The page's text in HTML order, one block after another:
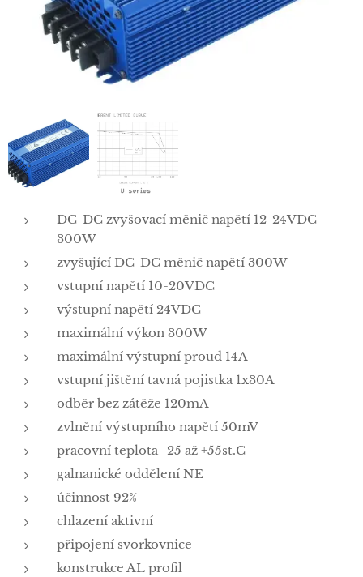
DC-DC zvyšovací měnič napětí 12-24VDC
300W
zvyšující DC-DC měnič napětí 300W
vstupní napětí 10-20VDC
výstupní napětí 24VDC
maximální výkon 300W
maximální výstupní proud 14A
vstupní jištění tavná pojistka 1x30A
odběr bez zátěže 120mA
zvlnění výstupního napětí 50mV
pracovní teplota -25 až +55st.C
galnanické oddělení NE
účinnost 92%
chlazení aktivní
připojení svorkovnice
konstrukce AL profil